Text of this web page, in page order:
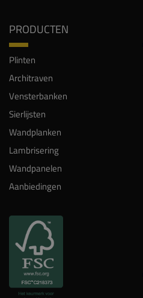
PRODUCTEN
Plinten
Architraven
Vensterbanken
Sierlijsten
Wandplanken
Lambrisering
Wandpanelen
Aanbiedingen